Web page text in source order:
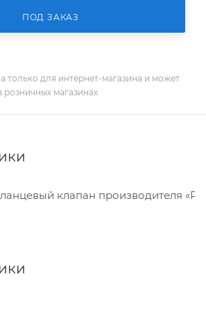
ПОД ЗАКАЗ
только для интернет-магазина и может
розничных магазинах
клапан производителя